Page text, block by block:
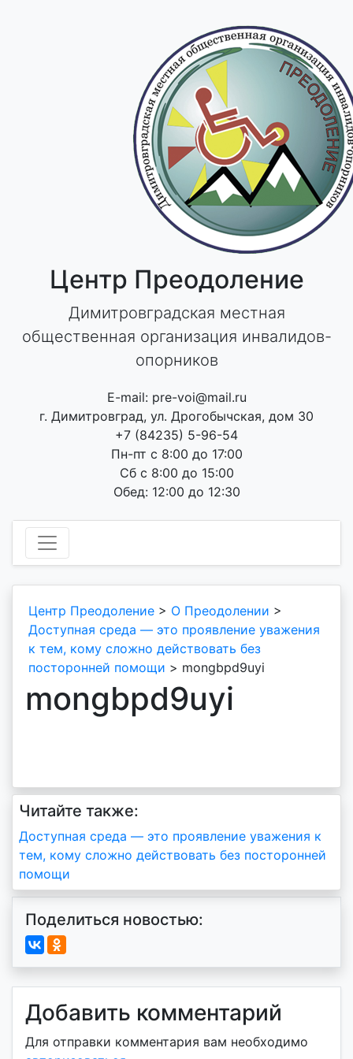
Центр Преодоление
Димитровградская местная
общественная организация инвалидов-
опорников
E-mail: pre-voi@mail.ru
г. Димитровград, ул. Дрогобычская, дом 30
+7 (84235) 5-96-54
Пн-пт с 8:00 до 17:00
Сб с 8:00 до 15:00
Обед: 12:00 до 12:30
Центр Преодоление > О Преодолении >
Доступная среда — это проявление уважения
к тем, кому сложно действовать без
посторонней помощи > mongbpd9uyi
mongbpd9uyi
Читайте также:
Навигация
по
записям
Доступная среда — это проявление уважения к
тем, кому сложно действовать без посторонней
помощи
Поделиться новостью:
Добавить комментарий
Для отправки комментария вам необходимо